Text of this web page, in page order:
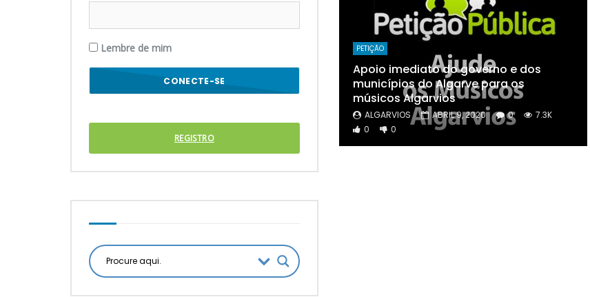
PETIÇÃO
Apoio imediato do governo e dos
municípios do Algarve para os
músicos Algarvios
ALGARVIOS ABRIL 9, 2020 0
7.3K
0
0
Lembre de mim
REGISTRO